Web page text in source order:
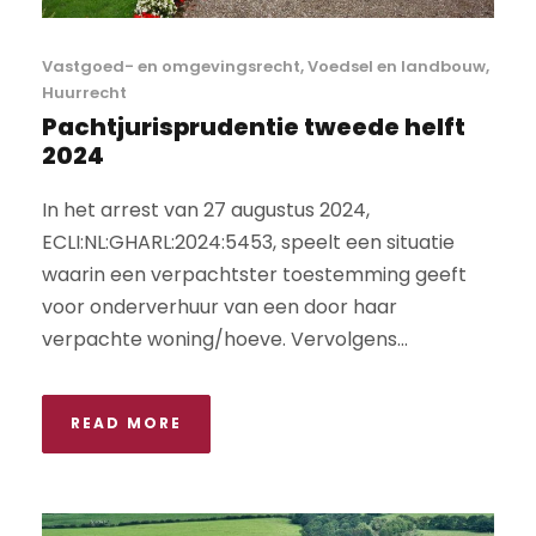
Vastgoed- en omgevingsrecht,Voedsel en landbouw,
Huurrecht
Pachtjurisprudentie tweede helft
2024
In het arrest van 27 augustus 2024,
ECLI:NL:GHARL:2024:5453, speelt een situatie
waarin een verpachtster toestemming geeft
voor onderverhuur van een door haar
verpachte woning/hoeve. Vervolgens...
READ MORE